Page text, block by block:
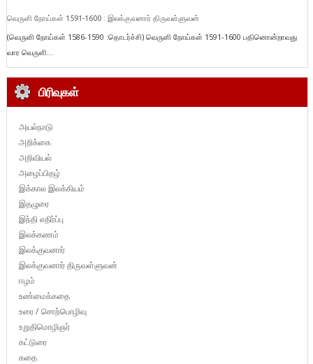
வெருளி நோய்கள் 1591-1600 : இலக்குவனார் திருவள்ளுவன்
(வெருளி நோய்கள் 1586-1590 :தொடர்ச்சி) வெருளி நோய்கள் 1591-1600 பதினொன்றாவது
வார வெருளி...
பிரிவுகள்
அயல்நாடு
அறிக்கை
அறிவியல்
அழைப்பிதழ்
இக்கால இலக்கியம்
இதழுரை
இந்தி எதிர்ப்பு
இலக்கணம்
இலக்குவனார்
இலக்குவனார் திருவள்ளுவன்
ஈழம்
உண்மைக்கதை
உரை / சொற்பொழிவு
உறுதிமொழிஞர்
கட்டுரை
கதை